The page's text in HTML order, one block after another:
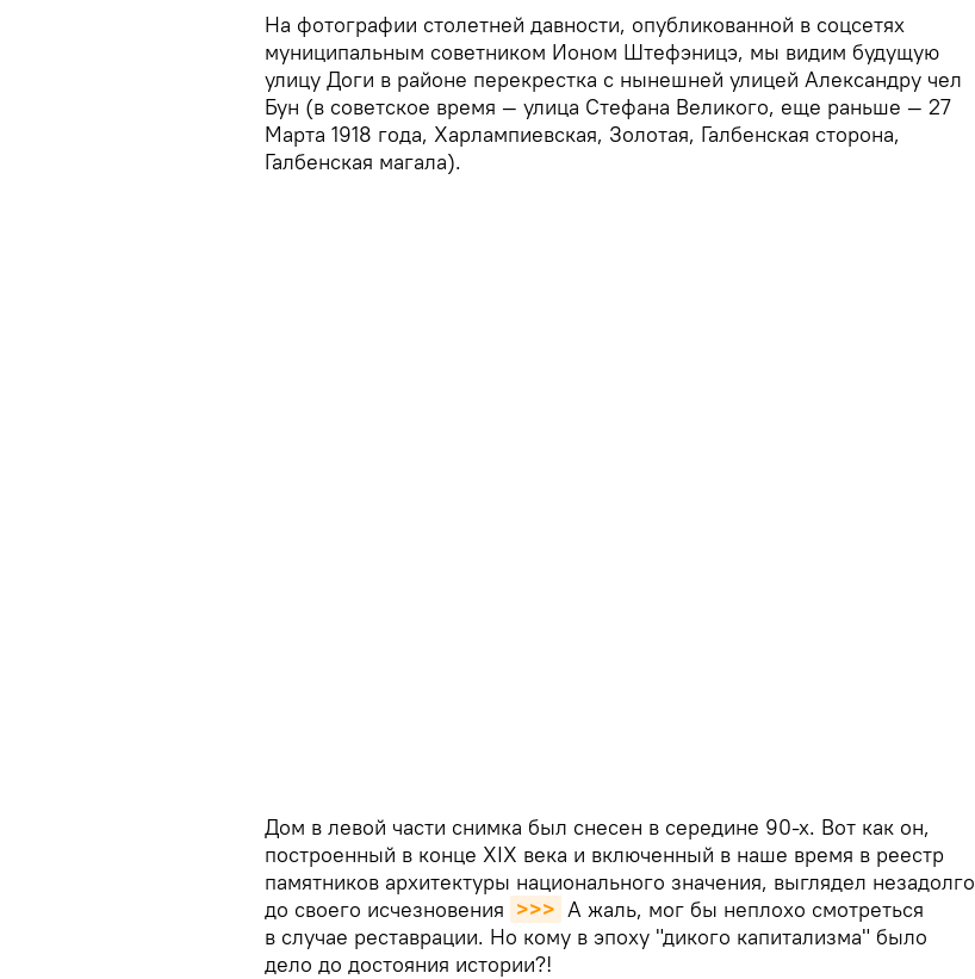
На фотографии столетней давности, опубликованной в соцсетях
муниципальным советником Ионом Штефэницэ, мы видим будущую
улицу Доги в районе перекрестка с нынешней улицей Александру чел
Бун (в советское время — улица Стефана Великого, еще раньше — 27
Марта 1918 года, Харлампиевская, Золотая, Галбенская сторона,
Галбенская магала).
Дом в левой части снимка был снесен в середине 90-х. Вот как он,
построенный в конце XIX века и включенный в наше время в реестр
памятников архитектуры национального значения, выглядел незадолго
до своего исчезновения >>> А жаль, мог бы неплохо смотреться
в случае реставрации. Но кому в эпоху "дикого капитализма" было
дело до достояния истории?!